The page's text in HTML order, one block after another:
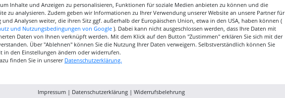
Inhalte und Anzeigen zu personalisieren, Funktionen für soziale Medien anbieten zu können und die
zu analysieren. Zudem geben wir Informationen zu Ihrer Verwendung unserer Website an unsere Partner für
und Analysen weiter, die ihren Sitz ggf. außerhalb der Europäischen Union, etwa in den USA, haben können (
und Nutzungsbedingungen von Google ). Dabei kann nicht ausgeschlossen werden, dass Ihre Daten mit
Daten von Ihnen verknüpft werden. Mit dem Klick auf den Button "Zustimmen" erklären Sie sich mit der
Über "Ablehnen" können Sie die Nutzung Ihrer Daten verweigern. Selbstverständlich können Sie
in den Einstellungen ändern oder widerrufen.
finden Sie in unserer Datenschutzerklärung.
Impressum| Datenschutzerklärung| Widerrufsbelehrung